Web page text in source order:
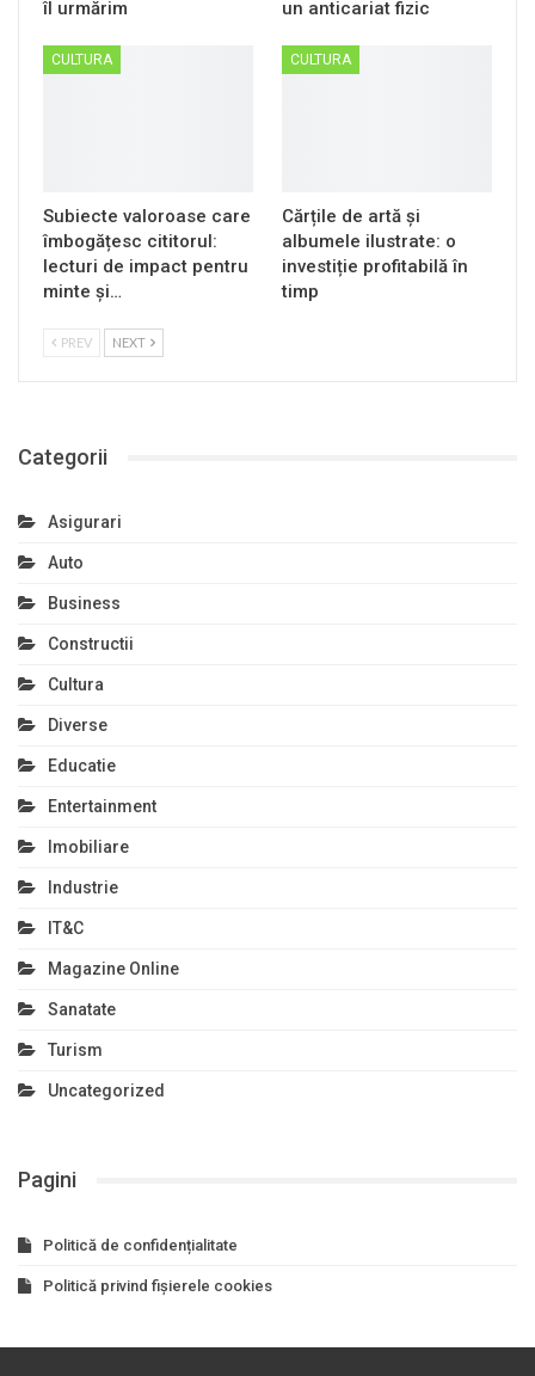
îl urmărim
un anticariat fizic
CULTURA
Subiecte valoroase care
îmbogățesc cititorul:
lecturi de impact pentru
minte și…
CULTURA
Cărțile de artă și
albumele ilustrate: o
investiție profitabilă în
timp
PREV NEXT
Categorii
Asigurari
Auto
Business
Constructii
Cultura
Diverse
Educatie
Entertainment
Imobiliare
Industrie
IT&C
Magazine Online
Sanatate
Turism
Uncategorized
Pagini
Politică de confidențialitate
Politică privind fișierele cookies